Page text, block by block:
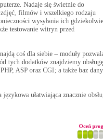
Nadaje się świetnie do
filmów i wszelkiego rodzaju
wysyłania ich
testowanie witryn przed
coś dla siebie – moduły
tych dodatków znajdziemy obsługę
ASP oraz CGI; a także baz
ułatwiająca znacznie
Oceń